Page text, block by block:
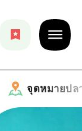
จุดหมายปล